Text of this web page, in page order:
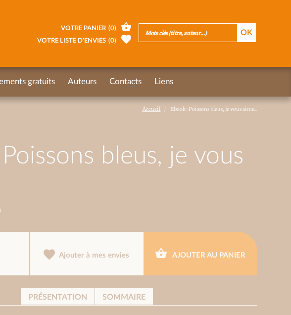
Accueil Ebook : Poissons bleus, je vous aime...
bleus, je vous
Ajouter à mes envies AJOUTER AU PANIER
PRÉSENTATION SOMMAIRE
VOTRE PANIER (0)
VOTRE LISTE D’ENVIES (0)
gratuits Auteurs Contacts Liens